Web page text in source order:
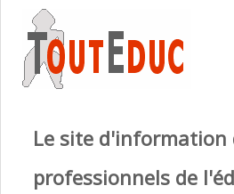
Le site d'information
professionnels de